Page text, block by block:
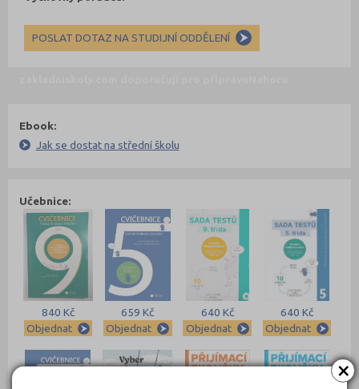
×
POSLAT DOTAZ NA STUDIJNÍ ODDĚLENÍ
Ebook:
Jak se dostat na střední školu
Učebnice:
840 Kč
Objednat
659 Kč
Objednat
640 Kč
Objednat
640 Kč
Objednat